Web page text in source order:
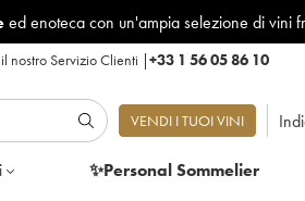
ed enoteca con un'ampia selezione di vini
nostro Servizio Clienti |+33 1 56 05 86 10
VENDI I TUOI VINI
✨Personal Sommelier